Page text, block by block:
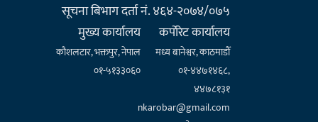
सूचना बिभाग दर्ता नं. ४६४-२०७४/०७५
मुख्य कार्यालय
कौशलटार, भक्तपुर, नेपाल
०१-५१३३०६०
कर्पाेरेट कार्यालय
मध्य बानेश्वर, काठमाडौँ
०१-४४७१४६८,
४४७८१३१
nkarobar@gmail.com